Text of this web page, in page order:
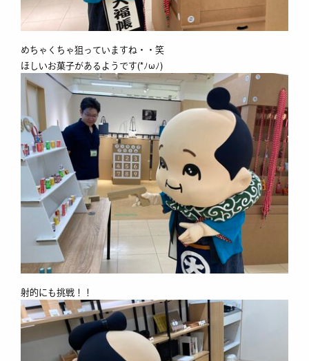
めちゃくちゃ狙っていますね・・笑
ほしいお菓子があるようです(*ﾉωﾉ)
射的にも挑戦！！